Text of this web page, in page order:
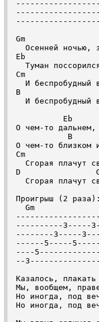
Gm
Осенней ночью,
Eb
Туман
Cm
И беспробудный
B
И беспробудный
Eb
О чем-то
B
О чем-то
Cm
Сгорая плачут
D
Сгорая плачут
Проигрыш (2 раза):
Gm
----------3-----
--------3-----
------5-----
----
--
Казалось,
Мы, вообщем,
Но иногда, под
Но иногда, под